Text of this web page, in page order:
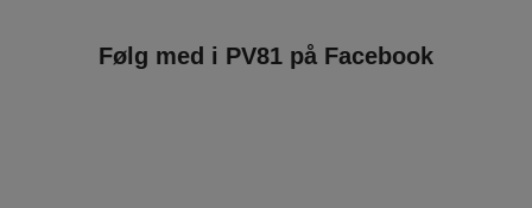
Følg med i PV81 på Facebook